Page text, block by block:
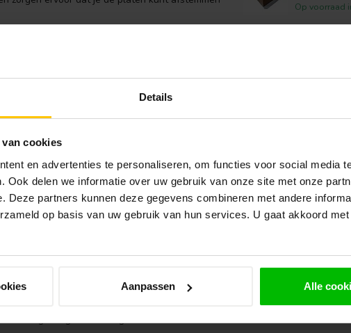
Details
cookies
en advertenties te personaliseren, om functies voor social media
Ook delen we informatie over uw gebruik van onze site met onze
Deze partners kunnen deze gegevens combineren met andere
op basis van uw gebruik van hun services. U gaat akkoord
Aanpassen Alle
van jouw project.
groen,grijs, enrood. Er zijn ook opties
8017, Ral 8019, Ral 9005)
zijn.
met duurzaamheid en gerecycled materiaal.
panden.
nodig hebben tegen de elementen.
Op voorraad
Bankirai
Op voorraad
VAN
Eiken
VAN
Red
Op voorraad
Eiken
Op